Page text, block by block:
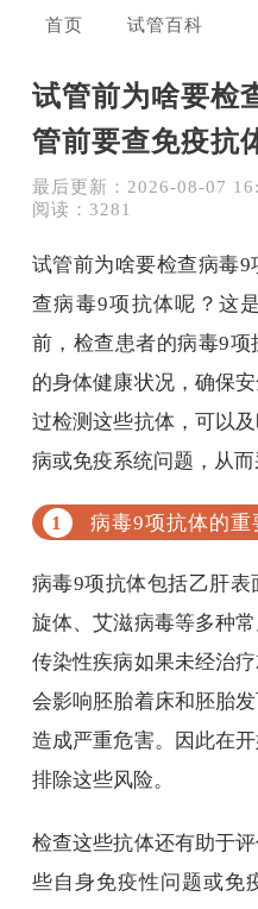
首页 试管百科
试管前为啥要检
管前要查免疫抗
最后更新：2026-08-07
阅读：3281
试管前为啥要检查病毒
查病毒9项抗体呢？这
前，检查患者的病毒9
的身体健康状况，确保
过检测这些抗体，可以
病或免疫系统问题，从而
病毒9项抗体的重
病毒9项抗体包括乙肝
旋体、艾滋病毒等多种
传染性疾病如果未经治
会影响胚胎着床和胚胎
造成严重危害。因此在
排除这些风险。
检查这些抗体还有助于
些自身免疫性问题或免